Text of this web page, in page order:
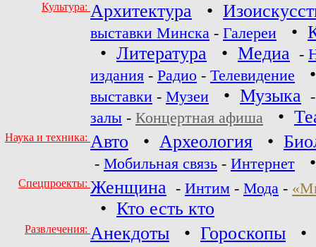
Культура: Архитектура •
выставки Минска - Галереи •
• Литература • Медиа -
издания - Радио - Телевидение
выставки - Музеи • Музыка
залы - Концертная афиша •
Наука и техника: Авто • Археология •
- Мобильная связь - Интернет
Спецпроекты: Женщина - Интим - Мода -
• Кто есть кто
Развлечения: Анекдоты • Гороскопы •